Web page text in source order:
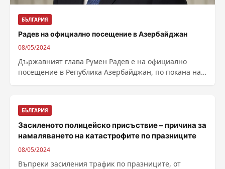
БЪЛГАРИЯ
Радев на официално посещение в Азербайджан
08/05/2024
Държавният глава Румен Радев е на официално
посещение в Република Азербайджан, по покана на
БЪЛГАРИЯ
Засиленото полицейско присъствие – причина за
намаляването на катастрофите по празниците
08/05/2024
Въпреки засиления трафик по празниците, от